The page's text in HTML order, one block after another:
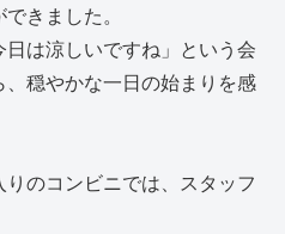
きました。
は涼しいですね」という会
穏やかな一日の始まりを感
のコンビニでは、スタッフ